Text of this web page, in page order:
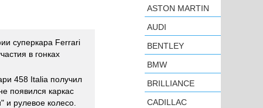
суперкара Ferrari
в гонках
458 Italia получил
появился каркас
и рулевое колесо.
ASTON MARTIN
AUDI
BENTLEY
BMW
BRILLIANCE
CADILLAC